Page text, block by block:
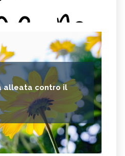
alleata contro il